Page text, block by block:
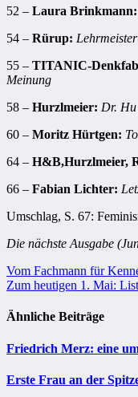
52 – Laura Brinkmann:
54 – Rürup:
55 – TITANIC-
Meinung
58 – Hurzlmeier: Dr.
60 – Moritz Hürtgen:
64 – H&B,Hurzlmeier,
66 – Fabian Lichter:
Umschlag, S. 67:
Die nächste Ausgabe
Vom Fachmann für
Zum heutigen 1. Mai:
Ähnliche Beiträge
Friedrich Merz: eine
Erste Frau an der